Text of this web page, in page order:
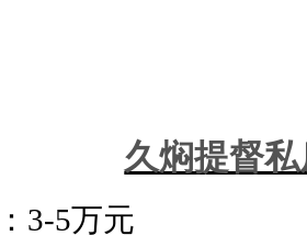
久焖提督
3-5万元